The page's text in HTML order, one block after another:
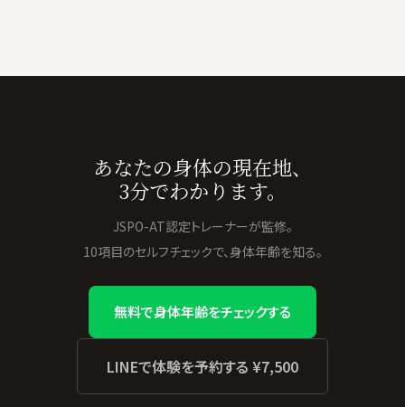
あなたの身体の現在地、
3分でわかります。
JSPO-AT認定トレーナーが監修。
10項目のセルフチェックで、身体年齢を知る。
無料で身体年齢をチェックする
LINEで体験を予約する ¥7,500